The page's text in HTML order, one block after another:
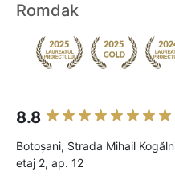
Romdak
8.8
Botoşani, Strada Mihail
etaj 2, ap. 12